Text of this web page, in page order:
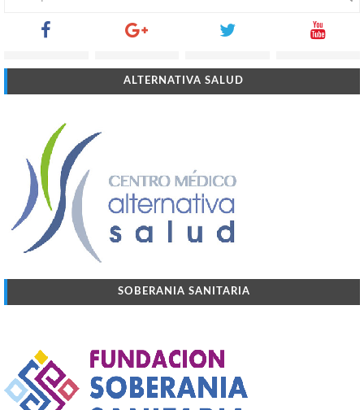
ALTERNATIVA SALUD
SOBERANIA SANITARIA